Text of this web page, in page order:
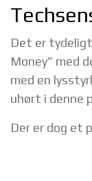
Det er
Money” med
med en
uhørt i denne
Der er dog et